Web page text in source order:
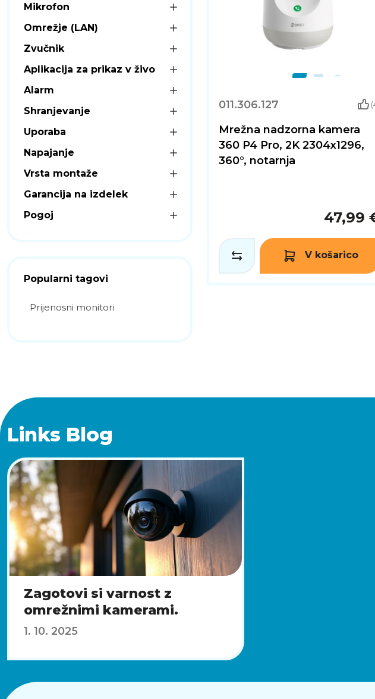
Mikrofon
Omrežje (LAN)
Zvučnik
Aplikacija za prikaz v živo
Alarm
Shranjevanje
Uporaba
Napajanje
Vrsta montaže
Garancija na izdelek
Pogoj
Popularni tagovi
Prijenosni monitori
011.306.127
Mrežna nadzorna kamera
360 P4 Pro, 2K 2304x1296,
360°, notarnja
47,99
V košarico
Links Blog
Zagotovi si varnost z
omrežnimi kamerami.
1. 10. 2025